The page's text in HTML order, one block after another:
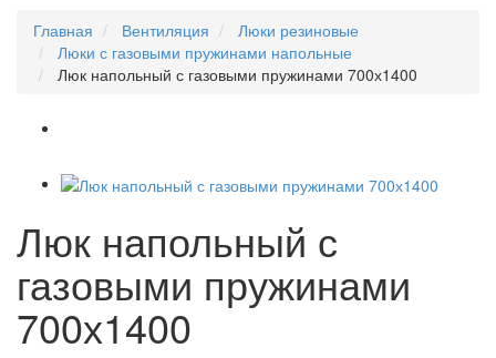
Главная
Вентиляция
Люки резиновые
Люки с газовыми пружинами напольные
Люк напольный с газовыми пружинами 700х1400
Люк напольный с
газовыми пружинами
700х1400